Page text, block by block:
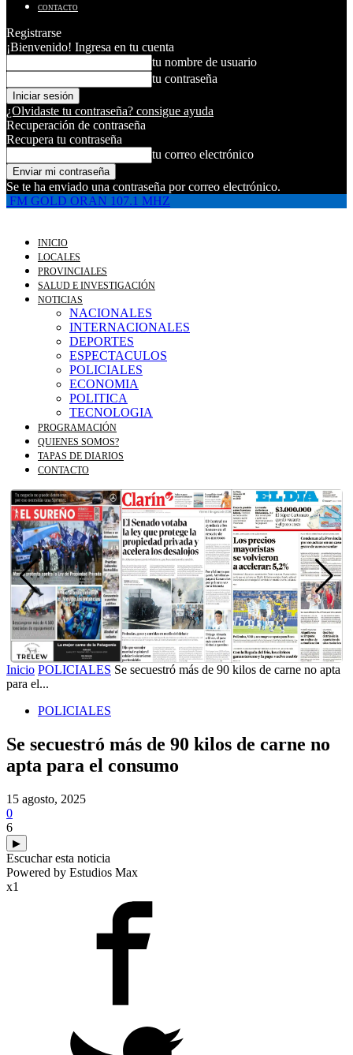
CONTACTO
Registrarse
¡Bienvenido! Ingresa en tu cuenta
tu nombre de usuario
tu contraseña
¿Olvidaste tu contraseña? consigue ayuda
Recuperación de contraseña
Recupera tu contraseña
tu correo electrónico
Se te ha enviado una contraseña por correo electrónico.
FM GOLD ORAN 107.1 MHZ
INICIO
LOCALES
PROVINCIALES
SALUD E INVESTIGACIÓN
NOTICIAS
NACIONALES
INTERNACIONALES
DEPORTES
ESPECTACULOS
POLICIALES
ECONOMIA
POLITICA
TECNOLOGIA
PROGRAMACIÓN
QUIENES SOMOS?
TAPAS DE DIARIOS
CONTACTO
Inicio POLICIALES Se secuestró más de 90 kilos de carne no apta
para el...
POLICIALES
Se secuestró más de 90 kilos de carne no
apta para el consumo
15 agosto, 2025
0
6
▶
Escuchar esta noticia
Powered by Estudios Max
x1